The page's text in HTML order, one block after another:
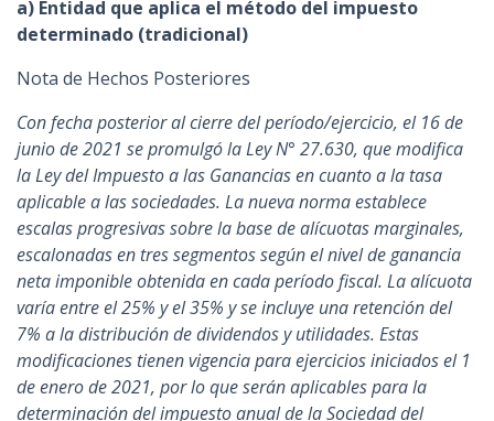
a) Entidad que aplica el método del impuesto
determinado (tradicional)
Nota de Hechos Posteriores
Con fecha posterior al cierre del período/ejercicio, el 16 de
junio de 2021 se promulgó la Ley N° 27.630, que modifica
la Ley del Impuesto a las Ganancias en cuanto a la tasa
aplicable a las sociedades. La nueva norma establece
escalas progresivas sobre la base de alícuotas marginales,
escalonadas en tres segmentos según el nivel de ganancia
neta imponible obtenida en cada período fiscal. La alícuota
varía entre el 25% y el 35% y se incluye una retención del
7% a la distribución de dividendos y utilidades. Estas
modificaciones tienen vigencia para ejercicios iniciados el 1
de enero de 2021, por lo que serán aplicables para la
determinación del impuesto anual de la Sociedad del